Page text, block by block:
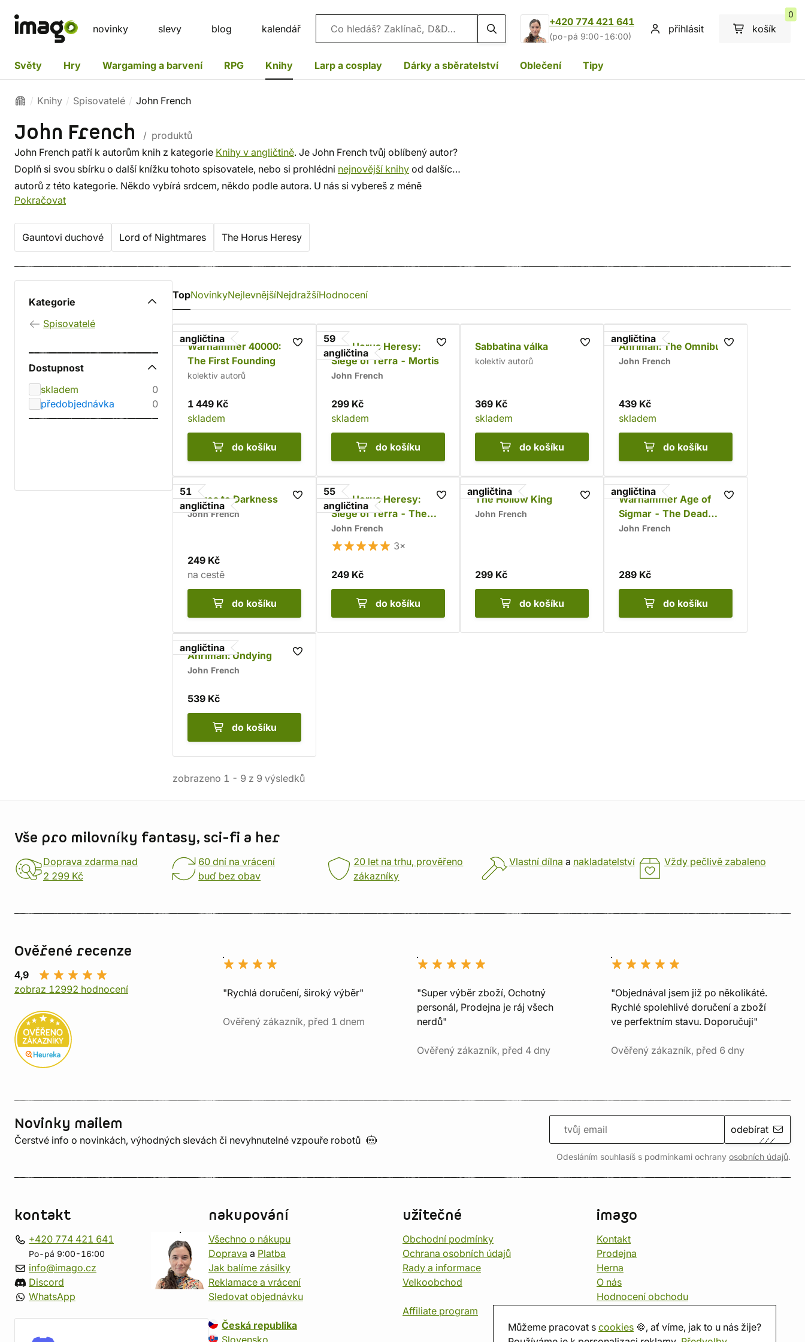
novinky slevy blog kalendář Vyhledávání
+420 774 421 641
(po-pá 9:00-16:00)
přihlásit košík
0
Světy Hry Wargaming a barvení RPG Knihy Larp a cosplay Dárky a sběratelství Oblečení Tipy
Knihy Spisovatelé John French
John French
/ produktů
John French patří k autorům knih z kategorie Knihy v angličtině. Je John French tvůj oblíbený autor?
Doplň si svou sbírku o další knížku tohoto spisovatele, nebo si prohlédni nejnovější knihy od dalších
autorů z této kategorie. Někdo vybírá srdcem, někdo podle autora. U nás si vybereš z méně
známých i z těch proslulých. ✔️ Nabízíme levnou dopravu, rychlé dodání a bezpečný nákup!
Pokračovat
Gauntovi duchové Lord of Nightmares The Horus Heresy
Kategorie
Spisovatelé
Dostupnost
skladem
0
předobjednávka
0
TopNovinkyNejlevnějšíNejdražšíHodnocení
angličtina
Warhammer 40000:
The First Founding
kolektiv autorů
1 449 Kč
skladem
do košíku
59
angličtina
The Horus Heresy:
Siege of Terra - Mortis
John French
299 Kč
skladem
do košíku
Sabbatina válka
kolektiv autorů
369 Kč
skladem
do košíku
angličtina
Ahriman: The Omnibus
John French
439 Kč
skladem
do košíku
51
angličtina
Slaves to Darkness
John French
249 Kč
na cestě
do košíku
55
angličtina
The Horus Heresy:
Siege of Terra - The
Solar War
John French
3×
249 Kč
do košíku
angličtina
The Hollow King
John French
299 Kč
do košíku
angličtina
Warhammer Age of
Sigmar - The Dead
Kingdom
John French
289 Kč
do košíku
angličtina
Ahriman: Undying
John French
539 Kč
do košíku
zobrazeno 1 - 9 z 9 výsledků
Můžeme pracovat s cookies 🍪, ať víme, jak to u nás žije?
Vše pro milovníky fantasy, sci-fi a her
Doprava zdarma nad
2 299 Kč
60 dní na vrácení
buď bez obav
20 let na trhu, prověřeno
zákazníky
Vlastní dílna a nakladatelství Vždy pečlivě zabaleno
Ověřené recenze
4,9
zobraz 12992 hodnocení
"Rychlá doručení, široký výběr"
Ověřený zákazník, před 1 dnem
"Super výběr zboží, Ochotný
personál, Prodejna je ráj všech
nerdů"
Ověřený zákazník, před 4 dny
"Objednával jsem již po několikáté.
Rychlé spolehlivé doručení a zboží
ve perfektním stavu. Doporučuji"
Ověřený zákazník, před 6 dny
Novinky mailem
Čerstvé info o novinkách, výhodných slevách či nevyhnutelné vzpouře robotů
odebírat
Odesláním souhlasíš s podmínkami ochrany osobních údajů.
kontakt
+420 774 421 641
Po-pá 9:00-16:00
info@imago.cz
Discord
WhatsApp
nakupování
Všechno o nákupu
Doprava a Platba
Jak balíme zásilky
Reklamace a vrácení
Sledovat objednávku
Česká republika
Slovensko
užitečné
Obchodní podmínky
Ochrana osobních údajů
Rady a informace
Velkoobchod
Affiliate program
imago
Kontakt
Prodejna
Herna
O nás
Hodnocení obchodu
Kalendář
imago.blog